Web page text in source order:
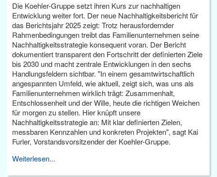
Die Koehler-Gruppe setzt ihren Kurs zur nachhaltigen
Entwicklung weiter fort. Der neue Nachhaltigkeitsbericht für
das Berichtsjahr 2025 zeigt: Trotz herausfordernder
Rahmenbedingungen treibt das Familienunternehmen seine
Nachhaltigkeitsstrategie konsequent voran. Der Bericht
dokumentiert transparent den Fortschritt der definierten Ziele
bis 2030 und macht zentrale Entwicklungen in den sechs
Handlungsfeldern sichtbar. "In einem gesamtwirtschaftlich
angespannten Umfeld, wie aktuell, zeigt sich, was uns als
Familienunternehmen wirklich trägt: Zusammenhalt,
Entschlossenheit und der Wille, heute die richtigen Weichen
für morgen zu stellen. Hier knüpft unsere
Nachhaltigkeitsstrategie an: Mit klar definierten Zielen,
messbaren Kennzahlen und konkreten Projekten", sagt Kai
Furler, Vorstandsvorsitzender der Koehler-Gruppe.
Weiterlesen...